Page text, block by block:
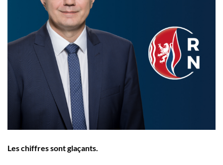
Les chiffres sont glaçants.